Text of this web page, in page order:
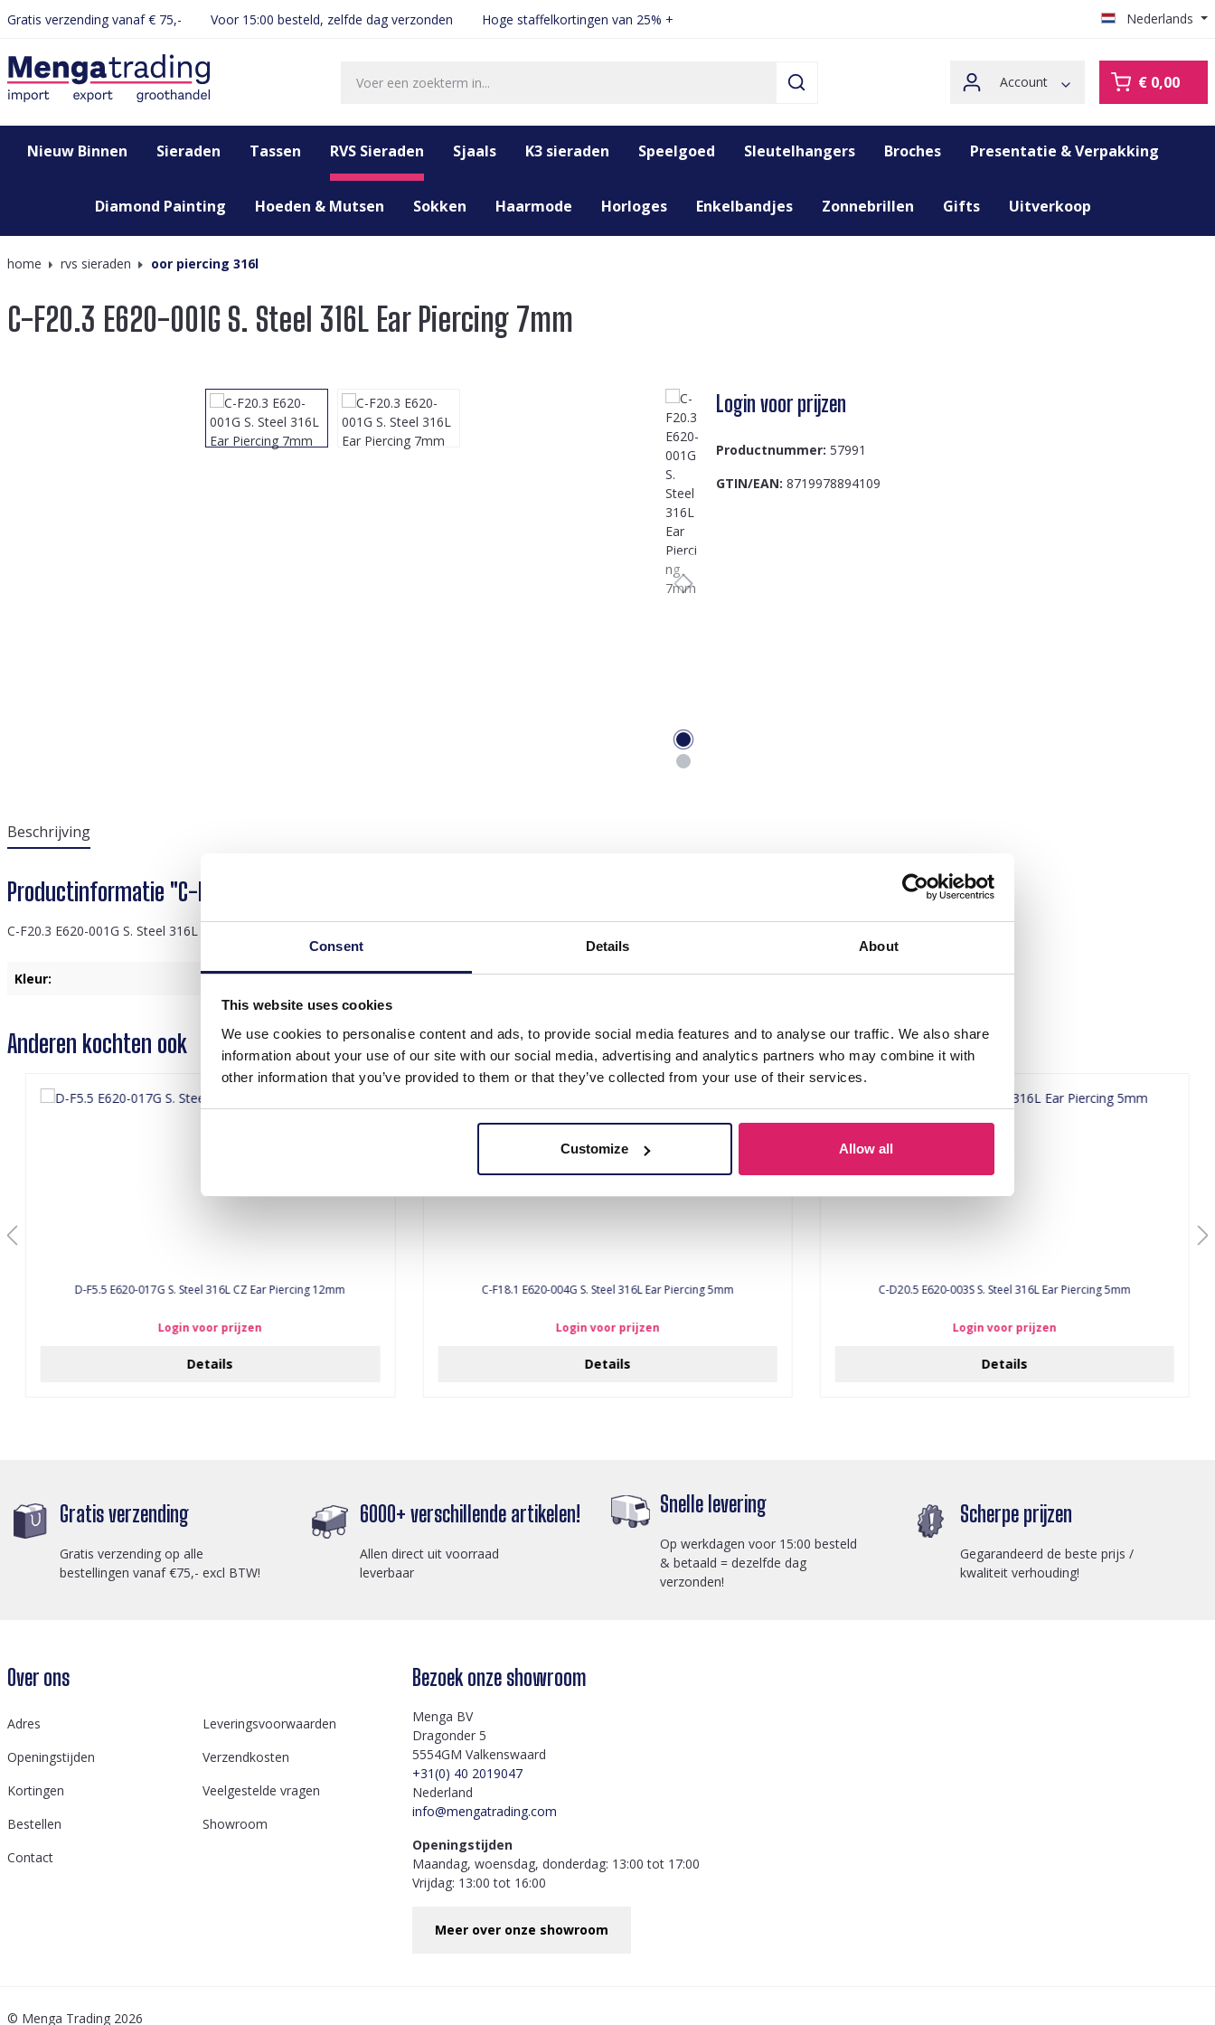
Consent Details About
This website uses cookies
We use cookies to personalise content and ads, to provide social media features and to analyse our traffic. We also share
information about your use of our site with our social media, advertising and analytics partners who may combine it with
other information that you’ve provided to them or that they’ve collected from your use of their services.
Customize Allow all
Ga naar de hoofdnavigatie
Gratis verzending vanaf € 75,- Voor 15:00 besteld, zelfde dag verzonden Hoge staffelkortingen van 25% + Nederlands
Account € 0,00
Nieuw Binnen Sieraden Tassen RVS Sieraden Sjaals K3 sieraden Speelgoed Sleutelhangers Broches Presentatie & Verpakking
Diamond Painting Hoeden & Mutsen Sokken Haarmode Horloges Enkelbandjes Zonnebrillen Gifts Uitverkoop
home rvs sieraden oor piercing 316l
C-F20.3 E620-001G S. Steel 316L Ear Piercing 7mm
Login voor prijzen
Productnummer: 57991
GTIN/EAN: 8719978894109
Beschrijving
Productinformatie "C-F20.3 E620-001G S. Steel 316L Ear Piercing 7mm"
C-F20.3 E620-001G S. Steel 316L Ear Piercing 7mm
Kleur: Goud
Anderen kochten ook
D-F5.5 E620-017G S. Steel 316L CZ Ear Piercing 12mm
Login voor prijzen
Details
C-F18.1 E620-004G S. Steel 316L Ear Piercing 5mm
Login voor prijzen
Details
C-D20.5 E620-003S S. Steel 316L Ear Piercing 5mm
Login voor prijzen
Details
Gratis verzending
Gratis verzending op alle
bestellingen vanaf €75,- excl BTW!
6000+ verschillende artikelen!
Allen direct uit voorraad
leverbaar
Snelle levering
Op werkdagen voor 15:00 besteld
& betaald = dezelfde dag
verzonden!
Scherpe prijzen
Gegarandeerd de beste prijs /
kwaliteit verhouding!
Over ons
Adres
Leveringsvoorwaarden
Openingstijden
Verzendkosten
Kortingen
Veelgestelde vragen
Bestellen
Showroom
Contact
Bezoek onze showroom
Menga BV
Dragonder 5
5554GM Valkenswaard
+31(0) 40 2019047
Nederland
info@mengatrading.com
Openingstijden
Maandag, woensdag, donderdag: 13:00 tot 17:00
Vrijdag: 13:00 tot 16:00
Meer over onze showroom
© Menga Trading 2026